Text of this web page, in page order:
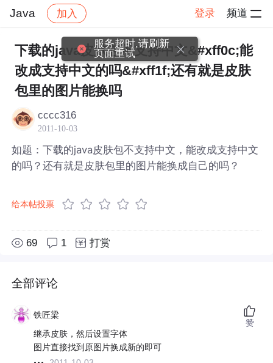
Java 加入 登录 频道
社区 Java 帖子详情
下载的java皮肤包不支持中文&#xff0c;能
改成支持中文的吗&#xff1f;还有就是皮肤
包里的图片能换吗
cccc316
2011-10-03
如题：下载的java皮肤包不支持中文，能改成支持中文
的吗？还有就是皮肤包里的图片能换成自己的吗？
给本帖投票
69 1 打赏
全部评论
铁匠梁
继承皮肤，然后设置字体
图片直接找到原图片换成新的即可
赞
服务超时,请刷新
页面重试